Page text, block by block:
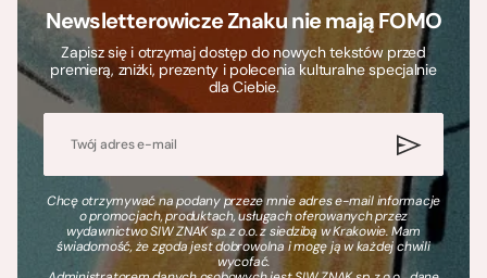
Newsletterowicze Znaku nie mają FOMO
Zapisz się i otrzymaj dostęp do nowych tekstów przed
premierą, zniżki, prezenty i polecenia kulturalne specjalnie
dla Ciebie.
Chcę otrzymywać na podany przeze mnie adres e-mail informacje
o promocjach, produktach, usługach oferowanych przez
wydawnictwo SIW ZNAK sp. z o.o. z siedzibą w Krakowie. Mam
świadomość, że zgoda jest dobrowolna i mogę ją w każdej chwili
wycofać.